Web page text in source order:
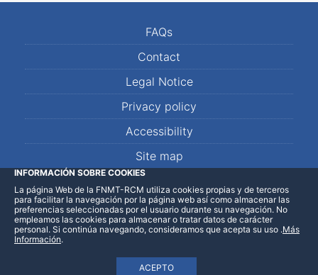
FAQs
Contact
Legal Notice
Privacy policy
Accessibility
Site map
LinkedInFacebookWhatsApp
INFORMACIÓN SOBRE COOKIES
La página Web de la FNMT-RCM utiliza cookies propias y de terceros
para facilitar la navegación por la página web así como almacenar las
preferencias seleccionadas por el usuario durante su navegación. No
empleamos las cookies para almacenar o tratar datos de carácter
personal. Si continúa navegando, consideramos que acepta su uso
ACEPTO
.Más
Información.